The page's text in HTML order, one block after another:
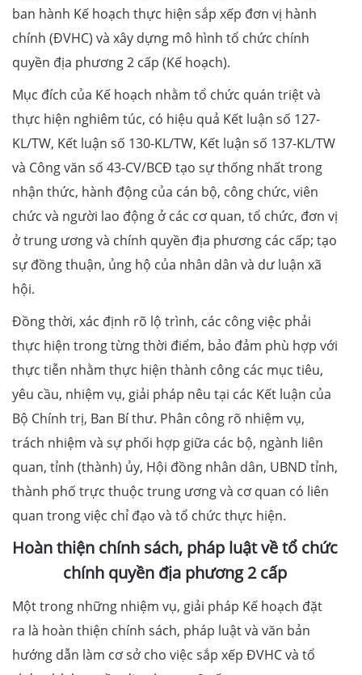
ban hành Kế hoạch thực hiện sắp xếp đơn vị hành
chính (ĐVHC) và xây dựng mô hình tổ chức chính
quyền địa phương 2 cấp (Kế hoạch).
Mục đích của Kế hoạch nhằm tổ chức quán triệt và
thực hiện nghiêm túc, có hiệu quả Kết luận số 127-
KL/TW, Kết luận số 130-KL/TW, Kết luận số 137-KL/TW
và Công văn số 43-CV/BCĐ tạo sự thống nhất trong
nhận thức, hành động của cán bộ, công chức, viên
chức và người lao động ở các cơ quan, tổ chức, đơn vị
ở trung ương và chính quyền địa phương các cấp; tạo
sự đồng thuận, ủng hộ của nhân dân và dư luận xã
hội.
Đồng thời, xác định rõ lộ trình, các công việc phải
thực hiện trong từng thời điểm, bảo đảm phù hợp với
thực tiễn nhằm thực hiện thành công các mục tiêu,
yêu cầu, nhiệm vụ, giải pháp nêu tại các Kết luận của
Bộ Chính trị, Ban Bí thư. Phân công rõ nhiệm vụ,
trách nhiệm và sự phối hợp giữa các bộ, ngành liên
quan, tỉnh (thành) ủy, Hội đồng nhân dân, UBND tỉnh,
thành phố trực thuộc trung ương và cơ quan có liên
quan trong việc chỉ đạo và tổ chức thực hiện.
Hoàn thiện chính sách, pháp luật về tổ chức
chính quyền địa phương 2 cấp
Một trong những nhiệm vụ, giải pháp Kế hoạch đặt
ra là hoàn thiện chính sách, pháp luật và văn bản
hướng dẫn làm cơ sở cho việc sắp xếp ĐVHC và tổ